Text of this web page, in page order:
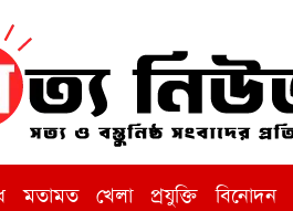
মতামত খেলা প্রযুক্তি বিনোদন